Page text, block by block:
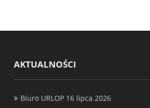
AKTUALNOŚCI
Biuro URLOP 16 lipca 2026